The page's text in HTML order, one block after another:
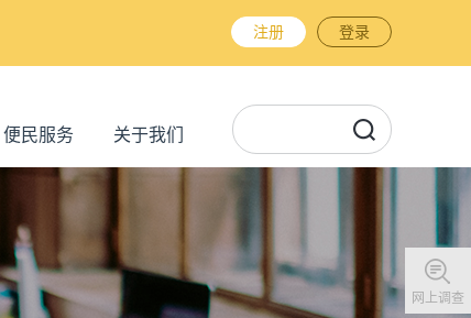
注册 登录
便民服务 关于我们
网上调查